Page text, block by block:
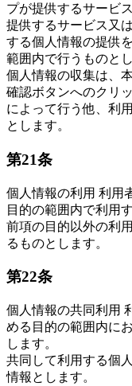
プが提供するサービ
提供するサービス又
する個人情報の提供
範囲内で行うものとし
個人情報の収集は、
確認ボタンへのクリ
によって行う他、利
とします。
第21条
個人情報の利用 利用
目的の範囲内で利用
前項の目的以外の利
るものとします。
第22条
個人情報の共同利用
める目的の範囲内に
します。
共同して利用する個
情報とします。